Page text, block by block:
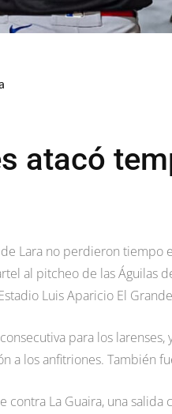
atacó
de Lara no perdieron
al pitcheo de las
Luis Aparicio El
para los
a los anfitriones. También
contra La Guaira, una